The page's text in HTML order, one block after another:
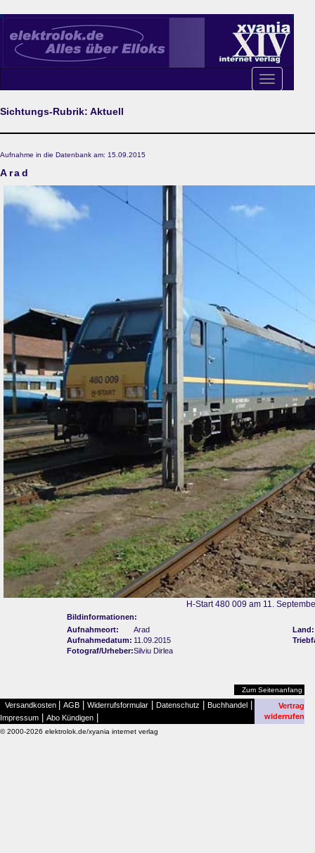
Toggle
navigation
Sichtungs-Rubrik: Aktuell
Aufnahme in die Datenbank am: 15.09.2015
Arad
H-Start 480 009 am 11.
Bildinformationen:
Aufnahmeort:
Arad
Land:
Aufnahmedatum: 11.09.2015
Fotograf/Urheber:Silviu Dirlea
Zum Seitenanfang
Versandkosten AGB Widerrufsformular Datenschutz Buchhandel
Impressum Abo Kündigen
Vertrag
widerrufen
© 2000-2026 elektrolok.de/xyania internet verlag